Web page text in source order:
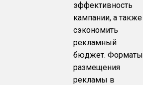
эффективность
кампании, а также
сэкономить
рекламный
бюджет. Форматы
размещения
рекламы в